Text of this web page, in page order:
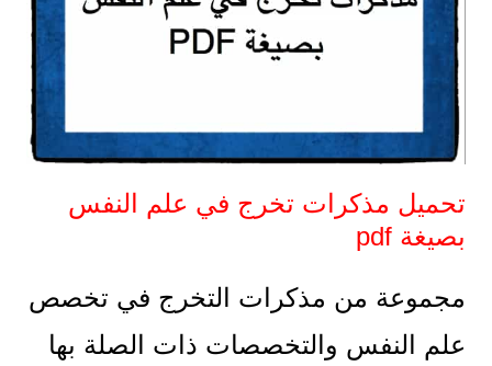
تحميل مذكرات تخرج في علم النفس
بصيغة pdf
مجموعة من مذكرات التخرج في تخصص
علم النفس والتخصصات ذات الصلة بها